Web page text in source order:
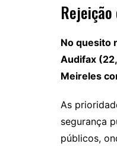
No quesito
Audifax
Meireles
As
segurança
públicos,